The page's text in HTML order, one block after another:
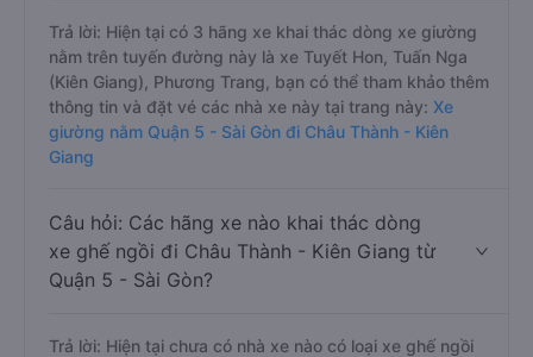
Trả lời: Hiện tại có 3 hãng xe khai thác dòng xe giường
nằm trên tuyến đường này là xe Tuyết Hon, Tuấn Nga
(Kiên Giang), Phương Trang, bạn có thể tham khảo thêm
thông tin và đặt vé các nhà xe này tại trang này: Xe
giường nằm Quận 5 - Sài Gòn đi Châu Thành - Kiên
Giang
Câu hỏi: Các hãng xe nào khai thác dòng
xe ghế ngồi đi Châu Thành - Kiên Giang từ
Quận 5 - Sài Gòn?
Trả lời: Hiện tại chưa có nhà xe nào có loại xe ghế ngồi